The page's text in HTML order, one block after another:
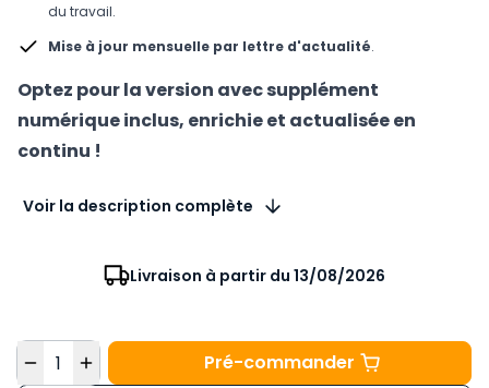
du travail.
Mise à jour mensuelle par lettre d'actualité.
Optez pour la version avec supplément
numérique inclus, enrichie et actualisée en
continu !
Voir la description complète
Livraison à partir du 13/08/2026
Quantité Pré-commanderCode du travail